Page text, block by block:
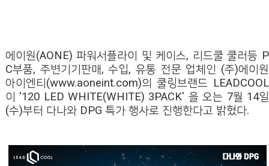
에이원(AONE) 파워서플라이 및 케이스, 리드쿨 쿨러등 P
C부품, 주변기기판매, 수입, 유통 전문 업체인 (주)에이원
아이엔티(www.aoneint.com)의 쿨링브랜드 LEADCOOL
이 '120 LED WHITE(WHITE) 3PACK' 을 오는 7월 14일
(수)부터 다나와 DPG 특가 행사로 진행한다고 밝혔다.